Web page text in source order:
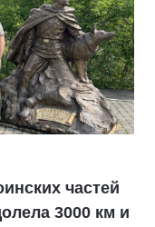
частей
3000 км и